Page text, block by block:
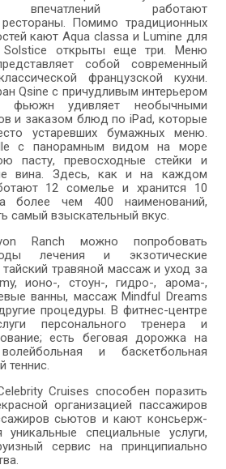
впечатлений работают
рестораны. Помимо традиционных
кают Aqua classa и Lumine для
Solstice открыты еще три. Меню
собой современный
французской кухни.
Qsine с причудливым интерьером
удивляет необычными
и заказом блюд по iPad, которые
устаревших бумажных меню.
с панорамным видом на море
пасту, превосходные стейки и
вина. Здесь, как и на каждом
12 сомелье и хранится 10
более чем 400 наименований,
самый взыскательный вкус.
Ranch можно попробовать
лечения и экзотические
травяной массаж и уход за
ионо-, стоун-, гидро-, арома-,
ванны, массаж Mindful Dreams
процедуры. В фитнес-центре
персонального тренера и
есть беговая дорожка на
и баскетбольная
теннис.
Cruises способен поразить
организацией пассажиров
сьютов и кают консьерж-
уникальные специальные услуги,
сервис на принципиально